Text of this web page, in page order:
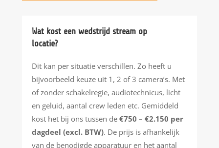
Wat kost een wedstrijd stream op
locatie?
Dit kan per situatie verschillen. Zo heeft u
bijvoorbeeld keuze uit 1, 2 of 3 camera’s. Met
of zonder schakelregie, audiotechnicus, licht
en geluid, aantal crew leden etc. Gemiddeld
kost het bij ons tussen de €750 – €2.150 per
dagdeel (excl. BTW). De prijs is afhankelijk
van de benodigde apparatuur en het aantal